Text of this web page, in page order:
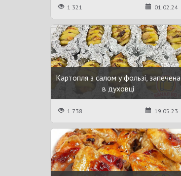
1 321 01.02.24
Картопля з салом у фользі, запечена
в духовці
1 738 19.05.23